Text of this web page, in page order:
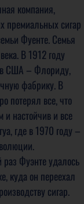
компания,
премиальных сигар
Фуенте. Семья
В 1912 году
США – Флориду,
фабрику. В
потерял все, что
настойчив и все
где в 1970 году –
раз Фуэнте удалось
куда он переехал
сигар.